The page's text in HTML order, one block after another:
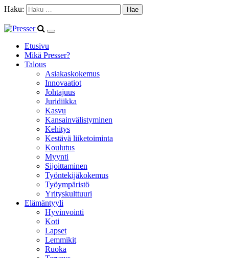
Haku:
Etusivu
Mikä Presser?
Talous
Asiakaskokemus
Innovaatiot
Johtajuus
Juridiikka
Kasvu
Kansainvälistyminen
Kehitys
Kestävä liiketoiminta
Koulutus
Myynti
Sijoittaminen
Työntekijäkokemus
Työympäristö
Yrityskulttuuri
Elämäntyyli
Hyvinvointi
Koti
Lapset
Lemmikit
Ruoka